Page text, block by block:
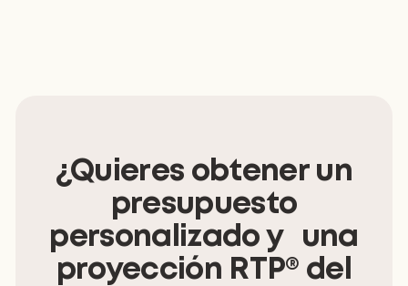
¿Quieres obtener un
presupuesto
personalizado y una
proyección RTP® del